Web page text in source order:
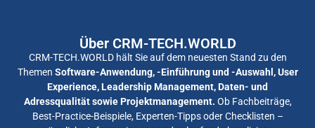
Über CRM-TECH.WORLD
CRM-TECH.WORLD hält Sie auf dem neuesten Stand zu den
Themen Software-Anwendung, -Einführung und -Auswahl, User
Experience, Leadership Management, Daten- und
Adressqualität sowie Projektmanagement. Ob Fachbeiträge,
Best-Practice-Beispiele, Experten-Tipps oder Checklisten –